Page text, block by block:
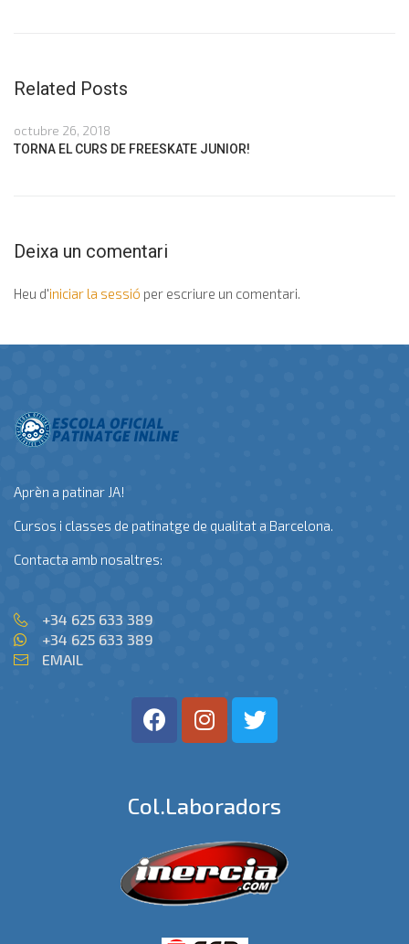
Related Posts
octubre 26, 2018
TORNA EL CURS DE FREESKATE JUNIOR!
Deixa un comentari
Heu d'iniciar la sessió per escriure un comentari.
Aprèn a patinar JA!
Cursos i classes de patinatge de qualitat a Barcelona.
Contacta amb nosaltres:
+34 625 633 389
+34 625 633 389
EMAIL
Col.laboradors